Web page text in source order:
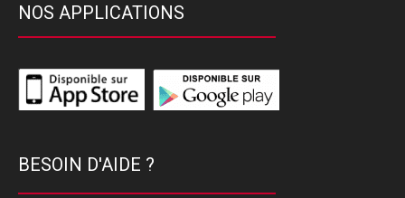
NOS APPLICATIONS
BESOIN D'AIDE ?